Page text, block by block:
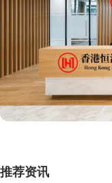
推荐资讯